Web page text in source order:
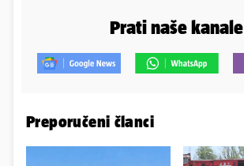
Prati naše kanale
Preporučeni članci